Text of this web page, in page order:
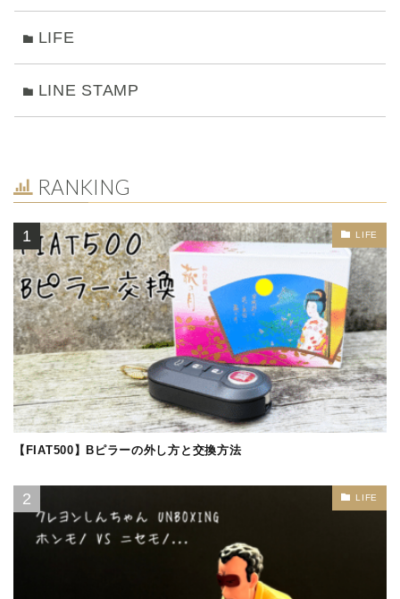
LIFE
LINE STAMP
RANKING
LIFE
【FIAT500】Bピラーの外し方と交換方法
LIFE